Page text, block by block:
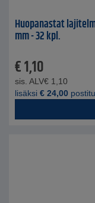
Huopanastat
mm - 32 kpl.
€1,10
sis. ALV€ 1,10
lisäksi € 24,00